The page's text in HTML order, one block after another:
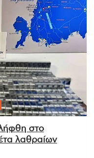
στο
λαθραίων